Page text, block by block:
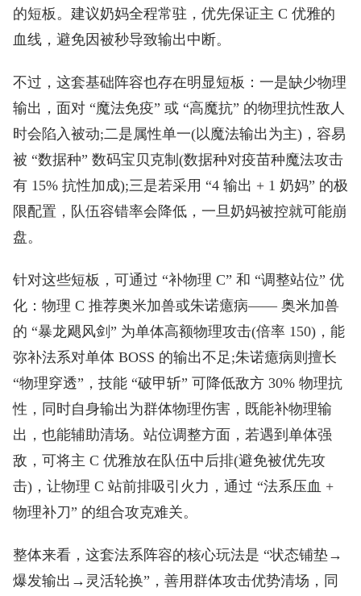
的短板。建议奶妈全程常驻，优先保证主 C 优雅的
血线，避免因被秒导致输出中断。
不过，这套基础阵容也存在明显短板：一是缺少物理
输出，面对 “魔法免疫” 或 “高魔抗” 的物理抗性敌人
时会陷入被动;二是属性单一(以魔法输出为主)，容易
被 “数据种” 数码宝贝克制(数据种对疫苗种魔法攻击
有 15% 抗性加成);三是若采用 “4 输出 + 1 奶妈” 的极
限配置，队伍容错率会降低，一旦奶妈被控就可能崩
盘。
针对这些短板，可通过 “补物理 C” 和 “调整站位” 优
化：物理 C 推荐奥米加兽或朱诺癔病—— 奥米加兽
的 “暴龙飓风剑” 为单体高额物理攻击(倍率 150)，能
弥补法系对单体 BOSS 的输出不足;朱诺癔病则擅长
“物理穿透”，技能 “破甲斩” 可降低敌方 30% 物理抗
性，同时自身输出为群体物理伤害，既能补物理输
出，也能辅助清场。站位调整方面，若遇到单体强
敌，可将主 C 优雅放在队伍中后排(避免被优先攻
击)，让物理 C 站前排吸引火力，通过 “法系压血 +
物理补刀” 的组合攻克难关。
整体来看，这套法系阵容的核心玩法是 “状态铺垫→
爆发输出→灵活轮换”，善用群体攻击优势清场，同